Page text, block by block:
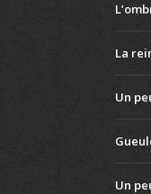
La
Un
Un